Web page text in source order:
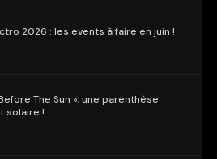
2026 : les events à faire en juin !
The Sun », une parenthèse
solaire !